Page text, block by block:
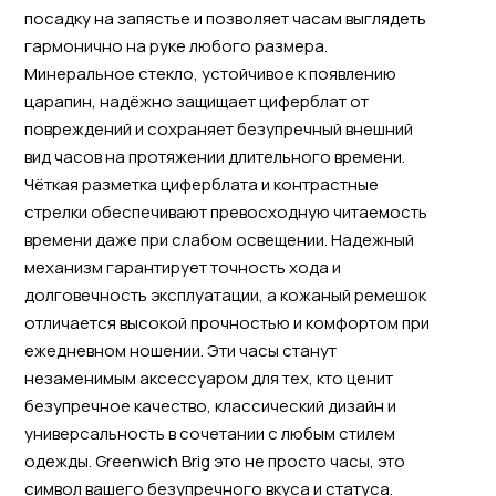
посадку на запястье и позволяет часам выглядеть
гармонично на руке любого размера.
Минеральное стекло, устойчивое к появлению
царапин, надёжно защищает циферблат от
повреждений и сохраняет безупречный внешний
вид часов на протяжении длительного времени.
Чёткая разметка циферблата и контрастные
стрелки обеспечивают превосходную читаемость
времени даже при слабом освещении. Надежный
механизм гарантирует точность хода и
долговечность эксплуатации, а кожаный ремешок
отличается высокой прочностью и комфортом при
ежедневном ношении. Эти часы станут
незаменимым аксессуаром для тех, кто ценит
безупречное качество, классический дизайн и
универсальность в сочетании с любым стилем
одежды. Greenwich Brig это не просто часы, это
символ вашего безупречного вкуса и статуса.